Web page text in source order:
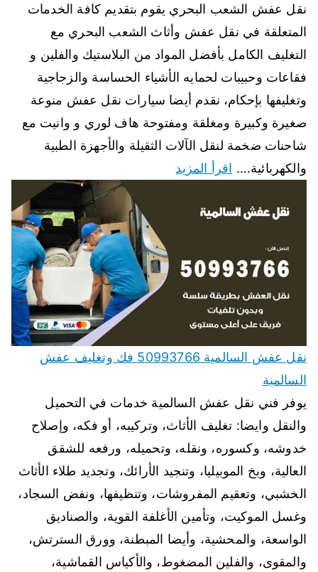
نقل عفش الشعب البحري يقوم بتقديم كافة الخدمات
المتعلقة في نقل عفش وأثاث الشعب البحري مع
التغليف الكامل بأفضل المواد من البلاستيك والفلين و
فقاعات وحبيبات لحمايه الأشياء الحساسة والزجاجية
وتغليفها بإحكام، نقدم أيضا سيارات نقل عفش منوعة
صغيرة وكبيرة ومغلقة ومفتوحة هاف لوري و وانيت مع
شاحنات ضخمة لنقل الآلات الثقيلة والأجهزة الطبية
والكهربائية.… اقرأ المزيد
نقل عفش السالمية 50993766 فك وتغليف عفش
السالمية
يوفر فني نقل عفش السالمية خدمات في التحميل
والنقل وايضا: تغليف الأثاث، وتركيبه، أو فكه، وإصلاح
خدوشه، وكسوره، ونقله، وتحميله، ورفعه للشقق
العالية، وبخ الموبيليا، وتنجيد الأرائك، وتجديد طلاء الأثاث
الخشبي، وتعقيم المفروشات، وتنظيفها، ونفض السجاد،
وغسل الموكيت، وتأمين الأغلفة القوية، والصناديق
الواسعة، والمحشية، وأيضا المبطنة، وورق السترتش،
والمقوى، والفلين المضغوط، والأكياس القماشية،